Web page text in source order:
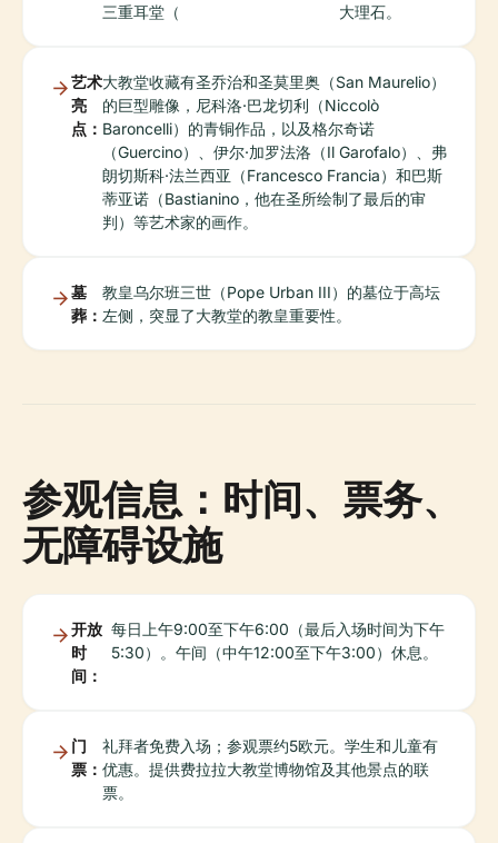
三重耳堂（
大理石。
艺术
亮
点：
大教堂收藏有圣乔治和圣莫里奥（San Maurelio）
的巨型雕像，尼科洛·巴龙切利（Niccolò
Baroncelli）的青铜作品，以及格尔奇诺
（Guercino）、伊尔·加罗法洛（Il Garofalo）、弗
朗切斯科·法兰西亚（Francesco Francia）和巴斯
蒂亚诺（Bastianino，他在圣所绘制了最后的审
判）等艺术家的画作。
墓
葬：
教皇乌尔班三世（Pope Urban III）的墓位于高坛
左侧，突显了大教堂的教皇重要性。
参观信息：时间、票务、
无障碍设施
开放
时
间：
每日上午9:00至下午6:00（最后入场时间为下午
5:30）。午间（中午12:00至下午3:00）休息。
门
票：
礼拜者免费入场；参观票约5欧元。学生和儿童有
优惠。提供费拉拉大教堂博物馆及其他景点的联
票。